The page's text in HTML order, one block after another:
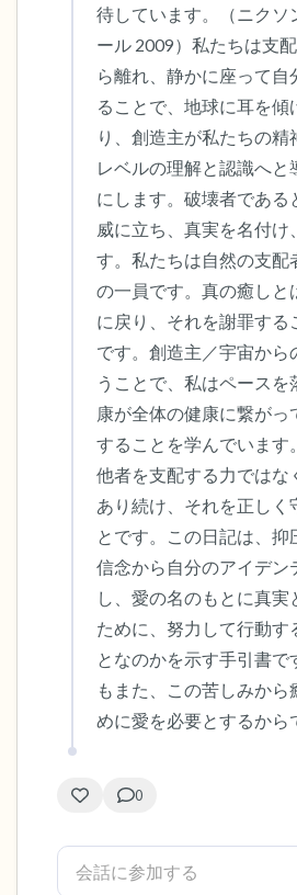
待しています。（ニクソ
ール 2009）私たちは支
ら離れ、静かに座って自
ることで、地球に耳を傾
り、創造主が私たちの精
レベルの理解と認識へと
にします。破壊者である
威に立ち、真実を名付け
す。私たちは自然の支配
の一員です。真の癒しと
に戻り、それを謝罪する
です。創造主／宇宙から
うことで、私はペースを
康が全体の健康に繋がっ
することを学んでいます
他者を支配する力ではな
あり続け、それを正しく
とです。この日記は、抑
信念から自分のアイデン
し、愛の名のもとに真実
ために、努力して行動す
となのかを示す手引書で
もまた、この苦しみから
めに愛を必要とするから
0